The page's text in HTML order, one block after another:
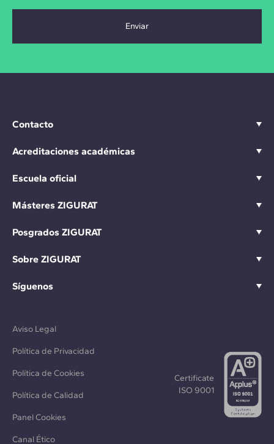
Contacto
Acreditaciones académicas
Escuela oficial
Másteres ZIGURAT
Posgrados ZIGURAT
Sobre ZIGURAT
Síguenos
Aviso Legal
Política de Privacidad
Política de Cookies
Política de Calidad
Panel Cookies
Canal Ético
Certificate
ISO 9001